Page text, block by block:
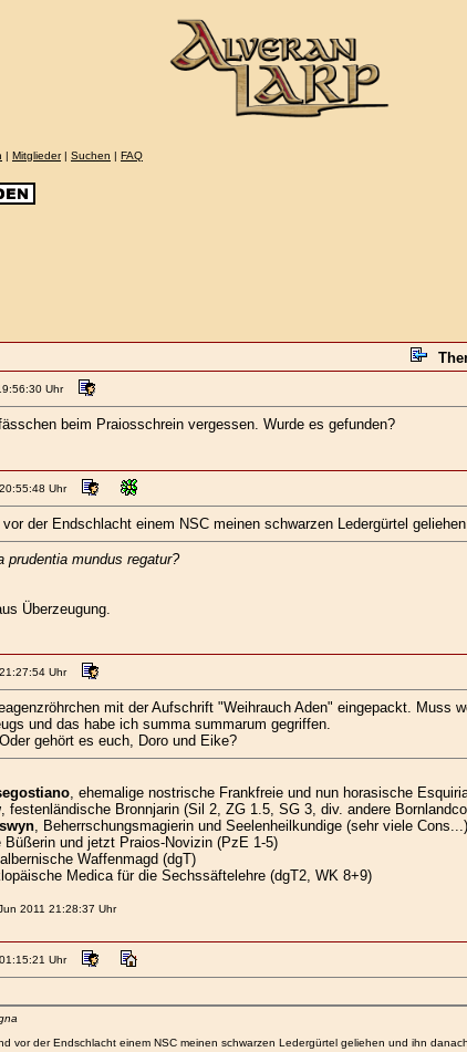
| Mitglieder| Suchen | FAQ
Uhr
beim Praiosschrein vergessen. Wurde es gefunden?
Uhr
der Endschlacht einem NSC meinen schwarzen Ledergürtel
mundus regatur?
Überzeugung.
Uhr
mit der Aufschrift "Weihrauch Aden" eingepackt.
und das habe ich summa summarum gegriffen.
gehört es euch, Doro und Eike?
, ehemalige nostrische Frankfreie und nun horasische
, festenländische Bronnjarin (Sil 2, ZG 1.5, SG 3, div. andere
, Beherrschungsmagierin und Seelenheilkundige (sehr viele Cons...)
Büßerin und jetzt Praios-Novizin (PzE 1-5)
Waffenmagd (dgT)
Medica für die Sechssäftelehre (dgT2, WK 8+9)
2011 21:28:37 Uhr
Uhr
vor der Endschlacht einem NSC meinen schwarzen Ledergürtel geliehen und ihn